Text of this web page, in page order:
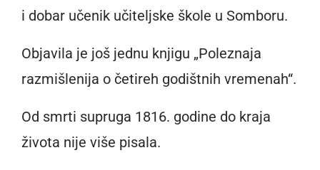
i dobar učenik učiteljske škole u Somboru.
Objavila je još jednu knjigu „Poleznaja
razmišlenija o četireh godištnih vremenah“.
Od smrti supruga 1816. godine do kraja
života nije više pisala.